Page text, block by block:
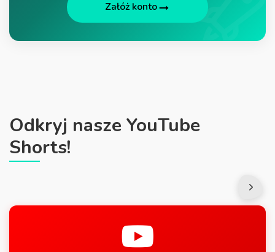
Załóż konto
Odkryj nasze YouTube
Shorts!